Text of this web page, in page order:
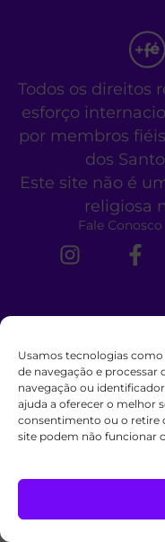
Usamos tecnologias
de navegação e
navegação ou
ajuda a oferecer o melhor
consentimento ou o retire
site podem não funcionar
Todos os direitos
esforço
por membros
dos
Este site não é
religiosa
Fale Conosco